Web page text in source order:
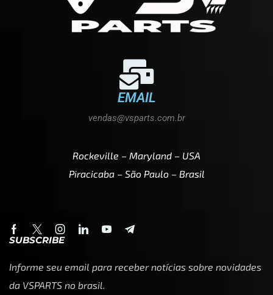
EMAIL
vendas@vsparts.com.br
Rockeville – Maryland – USA
Piracicaba – São Paulo – Brasil
SUBSCRIBE
Informe seu email para receber notícias sobre novidades
da VSPARTS no brasil.